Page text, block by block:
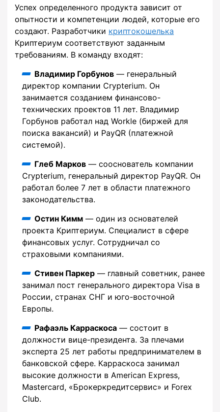
Успех определенного продукта зависит от
опытности и компетенции людей, которые его
создают. Разработчики криптокошелька
Криптериум соответствуют заданным
требованиям. В команду входят:
Владимир Горбунов — генеральный
директор компании Crypterium. Он
занимается созданием финансово-
технических проектов 11 лет. Владимир
Горбунов работал над Workle (биржей для
поиска вакансий) и PayQR (платежной
системой).
Глеб Марков — сооснователь компании
Crypterium, генеральный директор PayQR. Он
работал более 7 лет в области платежного
законодательства.
Остин Кимм — один из основателей
проекта Криптериум. Специалист в сфере
финансовых услуг. Сотрудничал со
страховыми компаниями.
Стивен Паркер — главный советник, ранее
занимал пост генерального директора Visa в
России, странах СНГ и юго-восточной
Европы.
Рафаэль Карраскоса — состоит в
должности вице-президента. За плечами
эксперта 25 лет работы предпринимателем в
банковской сфере. Карраскоса занимал
высокие должности в American Express,
Mastercard, «Брокеркредитсервис» и Forex
Club.